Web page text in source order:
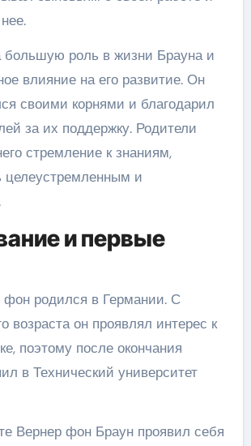
большую роль в жизни Брауна и
влияние на его развитие. Он
своими корнями и благодарил
за их поддержку. Родители
стремление к знаниям,
целеустремленным и
и первые
фон родился в Германии. С
возраста он проявлял интерес к
поэтому после окончания
в Технический университет
Вернер фон Браун проявил себя